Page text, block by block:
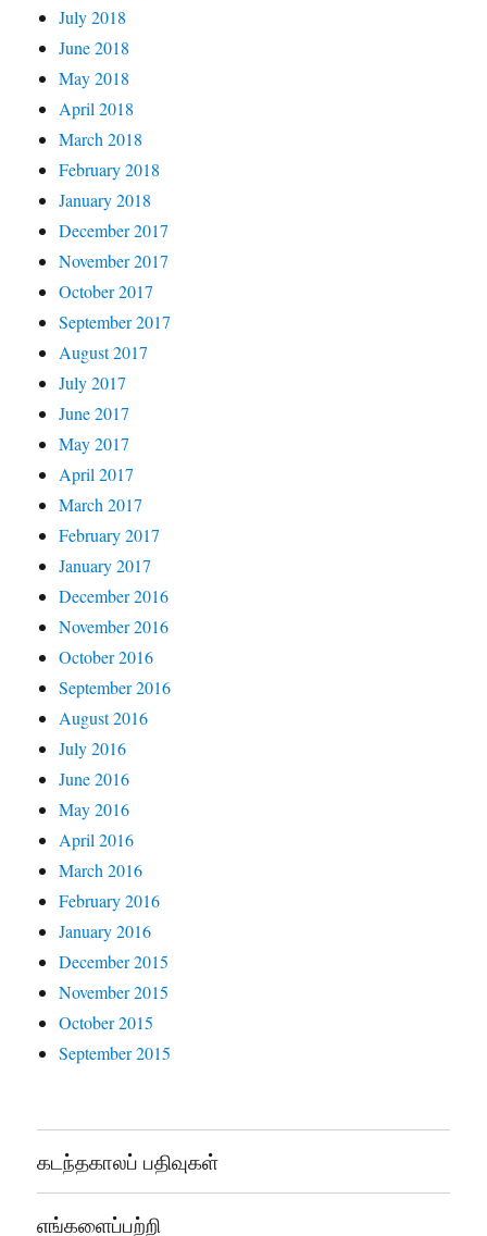
July 2018
June 2018
May 2018
April 2018
March 2018
February 2018
January 2018
December 2017
November 2017
October 2017
September 2017
August 2017
July 2017
June 2017
May 2017
April 2017
March 2017
February 2017
January 2017
December 2016
November 2016
October 2016
September 2016
August 2016
July 2016
June 2016
May 2016
April 2016
March 2016
February 2016
January 2016
December 2015
November 2015
October 2015
September 2015
கடந்தகாலப் பதிவுகள்
எங்களைப்பற்றி